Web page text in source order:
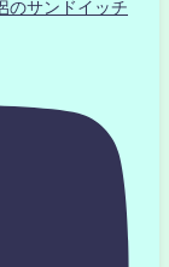
のサンドイッチ